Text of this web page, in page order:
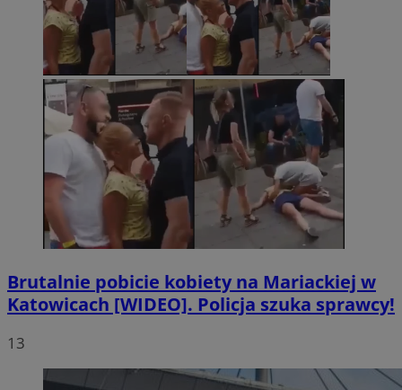
Brutalnie pobicie kobiety na Mariackiej w
Katowicach [WIDEO]. Policja szuka sprawcy!
13